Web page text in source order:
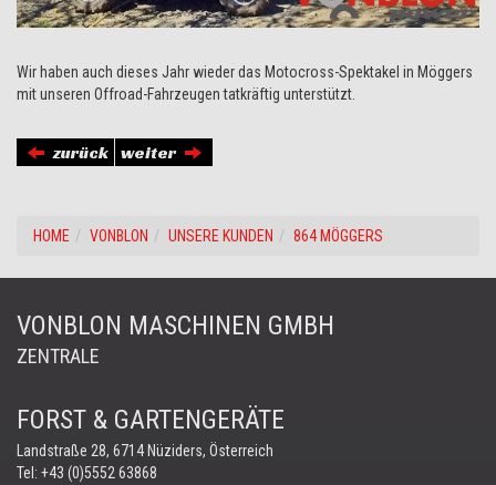
Wir haben auch dieses Jahr wieder das Motocross-Spektakel in Möggers
mit unseren Offroad-Fahrzeugen tatkräftig unterstützt.
zurück weiter
HOME VONBLON UNSERE KUNDEN 864 MÖGGERS
VONBLON MASCHINEN GMBH
ZENTRALE
FORST & GARTENGERÄTE
Landstraße 28, 6714 Nüziders, Österreich
Tel: +43 (0)5552 63868